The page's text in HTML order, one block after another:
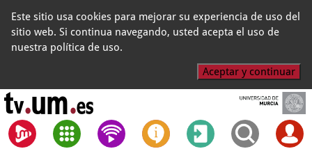
Este sitio usa cookies para mejorar su experiencia de uso del
sitio web. Si continua navegando, usted acepta el uso de
nuestra política de uso.
Aceptar y continuar